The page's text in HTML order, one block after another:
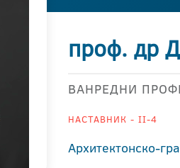
проф. др
ВАНРЕДНИ
НАСТАВНИК - II-4
Архитектонско-